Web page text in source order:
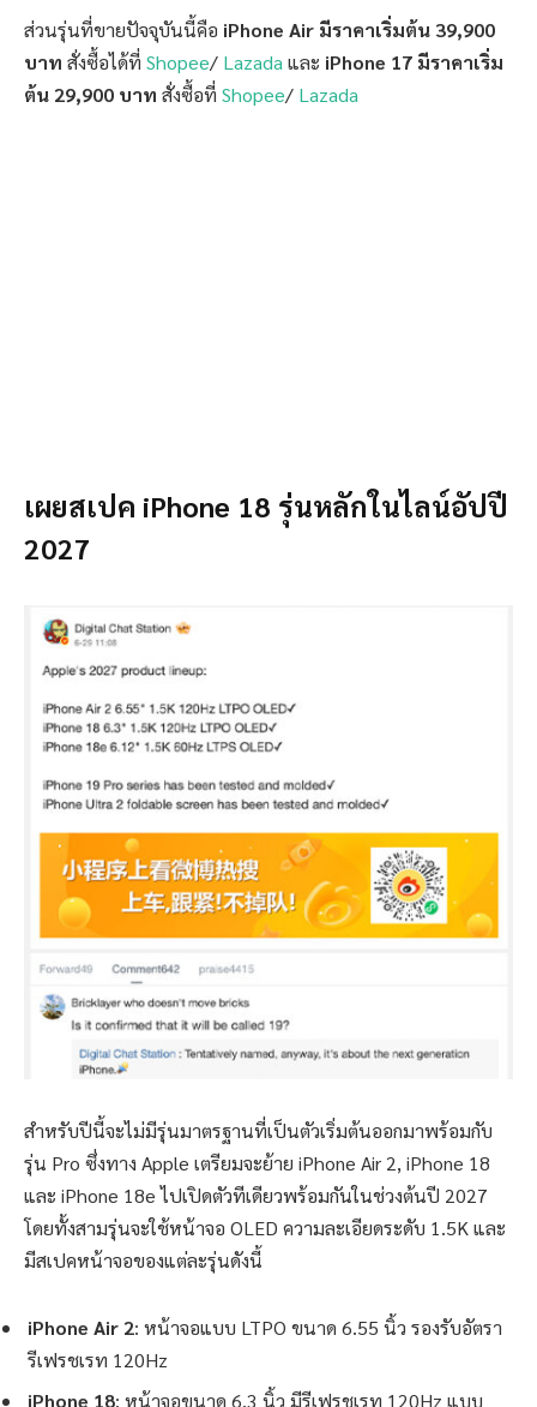
ส่วนรุ่นที่ขายปัจจุบันนี้คือ iPhone Air มีราคาเริ่มต้น 39,900
บาท สั่งซื้อได้ที่ Shopee/ Lazada และ iPhone 17 มีราคาเริ่ม
ต้น 29,900 บาท สั่งซื้อที่ Shopee/ Lazada
เผยสเปค iPhone 18 รุ่นหลักในไลน์อัปปี
2027
สำหรับปีนี้จะไม่มีรุ่นมาตรฐานที่เป็นตัวเริ่มต้นออกมาพร้อมกับ
รุ่น Pro ซึ่งทาง Apple เตรียมจะย้าย iPhone Air 2, iPhone 18
และ iPhone 18e ไปเปิดตัวทีเดียวพร้อมกันในช่วงต้นปี 2027
โดยทั้งสามรุ่นจะใช้หน้าจอ OLED ความละเอียดระดับ 1.5K และ
มีสเปคหน้าจอของแต่ละรุ่นดังนี้
iPhone Air 2: หน้าจอแบบ LTPO ขนาด 6.55 นิ้ว รองรับอัตรา
รีเฟรชเรท 120Hz
iPhone 18: หน้าจอขนาด 6.3 นิ้ว มีรีเฟรชเรท 120Hz แบบ